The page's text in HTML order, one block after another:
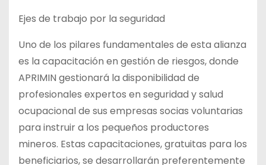
Ejes de trabajo por la seguridad
Uno de los pilares fundamentales de esta alianza
es la capacitación en gestión de riesgos, donde
APRIMIN gestionará la disponibilidad de
profesionales expertos en seguridad y salud
ocupacional de sus empresas socias voluntarias
para instruir a los pequeños productores
mineros. Estas capacitaciones, gratuitas para los
beneficiarios, se desarrollarán preferentemente